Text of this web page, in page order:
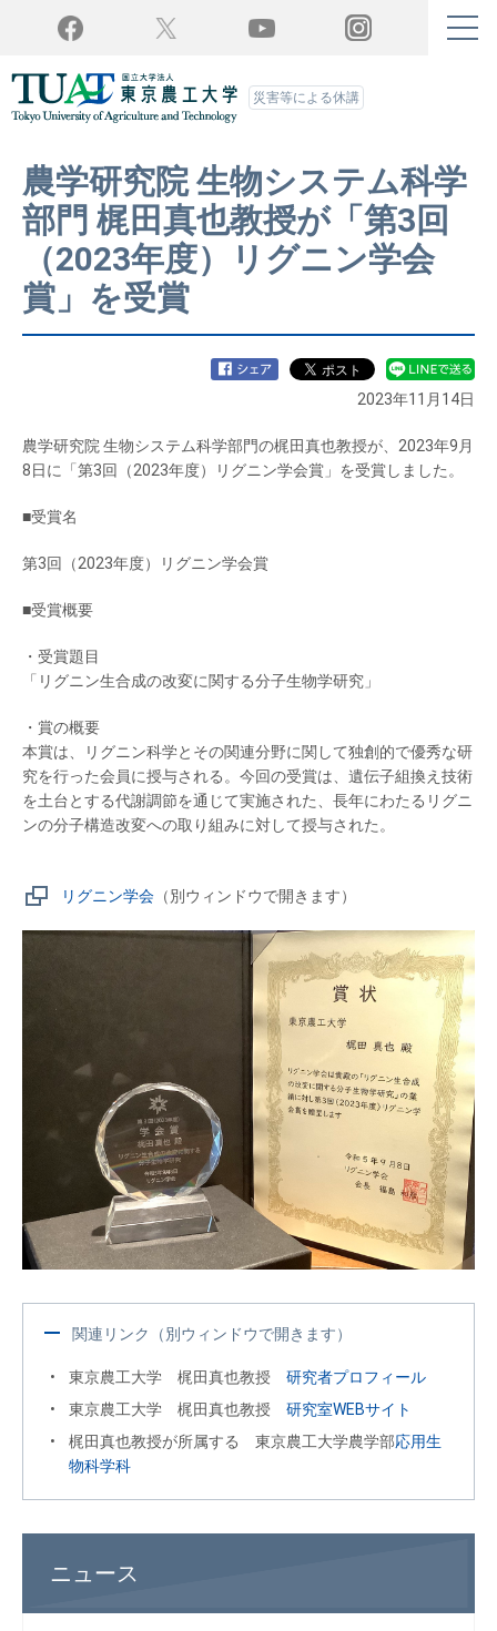
Facebook Twitter YouTube Instagram
災害等による休講
農学研究院 生物システム科学
部門 梶田真也教授が「第3回
（2023年度）リグニン学会
賞」を受賞
2023年11月14日
農学研究院 生物システム科学部門の梶田真也教授が、2023年9月
8日に「第3回（2023年度）リグニン学会賞」を受賞しました。
■受賞名
第3回（2023年度）リグニン学会賞
■受賞概要
・受賞題目
「リグニン生合成の改変に関する分子生物学研究」
・賞の概要
本賞は、リグニン科学とその関連分野に関して独創的で優秀な研
究を行った会員に授与される。今回の受賞は、遺伝子組換え技術
を土台とする代謝調節を通じて実施された、長年にわたるリグニ
ンの分子構造改変への取り組みに対して授与された。
リグニン学会 （別ウィンドウで開きます）
関連リンク（別ウィンドウで開きます）
東京農工大学 梶田真也教授研究者プロフィール
東京農工大学 梶田真也教授研究室WEBサイト
梶田真也教授が所属する 東京農工大学農学部応用生
物科学科
ニュース